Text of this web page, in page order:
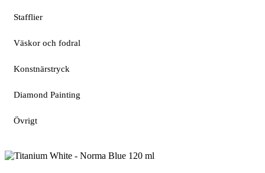
Stafflier
Väskor och fodral
Konstnärstryck
Diamond Painting
Övrigt